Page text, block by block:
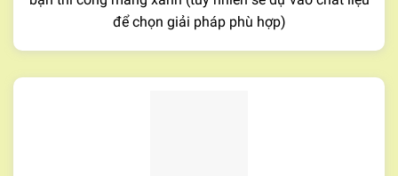
để chọn giải pháp phù hợp)